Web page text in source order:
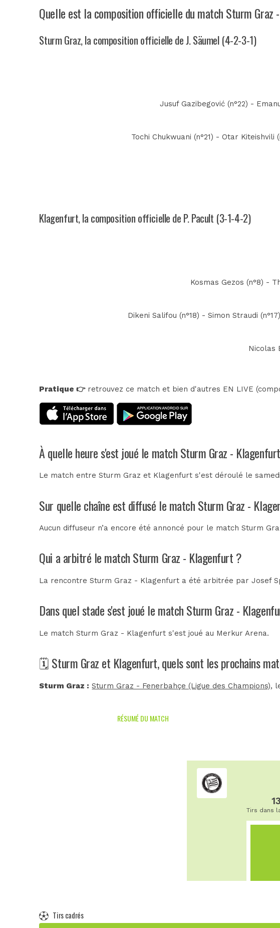
Quelle est la composition officielle du match Sturm Graz
Sturm Graz, la composition officielle de J. Säumel (4-2-3-1)
Jusuf Gazibegović (n°22) -
Tochi Chukwuani (n°21) - Otar Kiteishvili
Klagenfurt, la composition officielle de P. Pacult (3-1-4-2)
Kosmas Gezos (n°8) -
Dikeni Salifou (n°18) - Simon Straudi
Nicolas
Pratique 👉retrouvez ce match et bien d'autres EN LIVE
À quelle heure s'est joué le match Sturm Graz -
Le match entre Sturm Graz et Klagenfurt s'est déroulé le
Sur quelle chaîne est diffusé le match Sturm Graz -
Aucun diffuseur n’a encore été annoncé pour le match Sturm
Qui a arbitré le match Sturm Graz - Klagenfurt ?
La rencontre Sturm Graz - Klagenfurt a été arbitrée parJosef
Dans quel stade s'est joué le match Sturm Graz -
Le match Sturm Graz - Klagenfurt s'est joué au Merkur Arena.
🗓️ Sturm Graz et Klagenfurt, quels sont les prochains
Sturm Graz : Sturm Graz - Fenerbahçe (Ligue des Champions),
RÉSUMÉ DU MATCH
13
Tirs dans
Tirs cadrés